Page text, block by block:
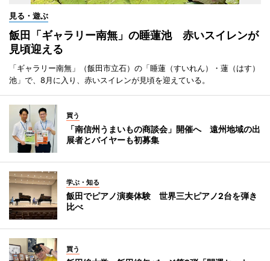
見る・遊ぶ
飯田「ギャラリー南無」の睡蓮池 赤いスイレンが
見頃迎える
「ギャラリー南無」（飯田市立石）の「睡蓮（すいれん）・蓮（はす）
池」で、8月に入り、赤いスイレンが見頃を迎えている。
買う
「南信州うまいもの商談会」開催へ 遠州地域の出
展者とバイヤーも初募集
学ぶ・知る
飯田でピアノ演奏体験 世界三大ピアノ2台を弾き
比べ
買う